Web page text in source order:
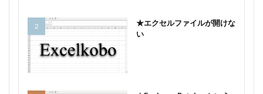
★エクセルファイルが開けな
い